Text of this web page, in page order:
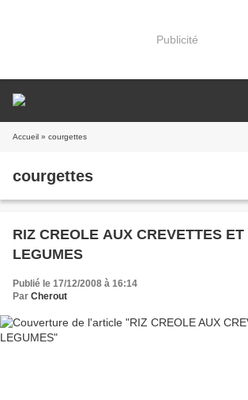
Publicité
Accueil » courgettes
courgettes
RIZ CREOLE AUX CREVETTES ET
LEGUMES
Publié le 17/12/2008 à 16:14
Par Cherout